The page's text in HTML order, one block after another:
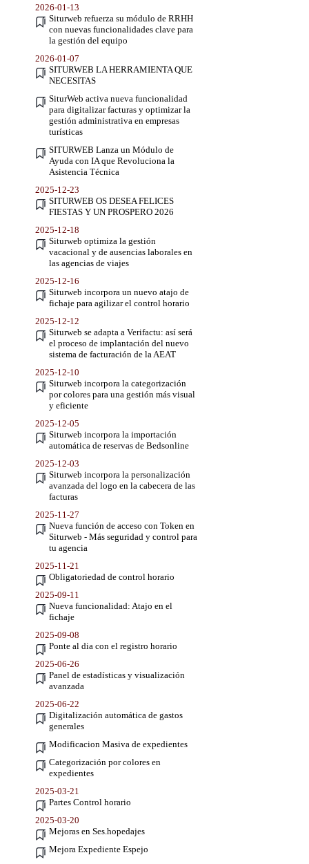
2026-01-13
Siturweb refuerza su módulo de RRHH
con nuevas funcionalidades clave para
la gestión del equipo
2026-01-07
SITURWEB LA HERRAMIENTA QUE
NECESITAS
SiturWeb activa nueva funcionalidad
para digitalizar facturas y optimizar la
gestión administrativa en empresas
turísticas
SITURWEB Lanza un Módulo de
Ayuda con IA que Revoluciona la
Asistencia Técnica
2025-12-23
SITURWEB OS DESEA FELICES
FIESTAS Y UN PROSPERO 2026
2025-12-18
Siturweb optimiza la gestión
vacacional y de ausencias laborales en
las agencias de viajes
2025-12-16
Siturweb incorpora un nuevo atajo de
fichaje para agilizar el control horario
2025-12-12
Siturweb se adapta a Verifactu: así será
el proceso de implantación del nuevo
sistema de facturación de la AEAT
2025-12-10
Siturweb incorpora la categorización
por colores para una gestión más visual
y eficiente
2025-12-05
Siturweb incorpora la importación
automática de reservas de Bedsonline
2025-12-03
Siturweb incorpora la personalización
avanzada del logo en la cabecera de las
facturas
2025-11-27
Nueva función de acceso con Token en
Siturweb - Más seguridad y control para
tu agencia
2025-11-21
Obligatoriedad de control horario
2025-09-11
Nueva funcionalidad: Atajo en el
fichaje
2025-09-08
Ponte al dia con el registro horario
2025-06-26
Panel de estadísticas y visualización
avanzada
2025-06-22
Digitalización automática de gastos
generales
Modificacion Masiva de expedientes
Categorización por colores en
expedientes
2025-03-21
Partes Control horario
2025-03-20
Mejoras en Ses.hopedajes
Mejora Expediente Espejo